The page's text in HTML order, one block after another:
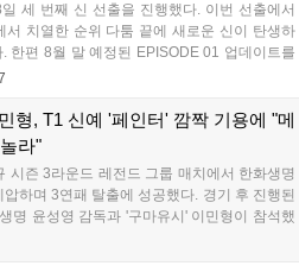
세 번째 신 선출을 진행했다. 이번 선출에서
서 치열한 순위 다툼 끝에 새로운 신이 탄생하
한편 8월 말 예정된 EPISODE 01 업데이트를
예정이며, 이를 통해 추후 주신 및 절대신에
형, T1 신예 '페인터' 깜짝 기용에 "메
라"
시즌 3라운드 레전드 그룹 매치에서 한화생명
하며 3연패 탈출에 성공했다. 경기 후 진행된
명 윤성영 감독과 '구마유시' 이민형이 참석했
윤성영 감독은 "오랜만에 승리해 기분이 좋고,